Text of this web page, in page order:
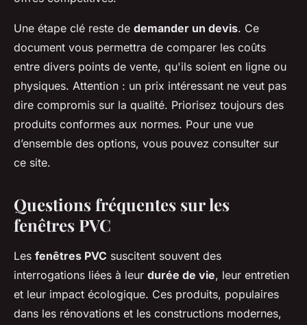
Une étape clé reste de demander un devis. Ce
document vous permettra de comparer les coûts
entre divers points de vente, qu'ils soient en ligne ou
physiques. Attention : un prix intéressant ne veut pas
dire compromis sur la qualité. Priorisez toujours des
produits conformes aux normes. Pour une vue
d’ensemble des options, vous pouvez consulter sur
ce site.
Questions fréquentes sur les
fenêtres PVC
Les fenêtres PVC suscitent souvent des
interrogations liées à leur durée de vie, leur entretien
et leur impact écologique. Ces produits, populaires
dans les rénovations et les constructions modernes,